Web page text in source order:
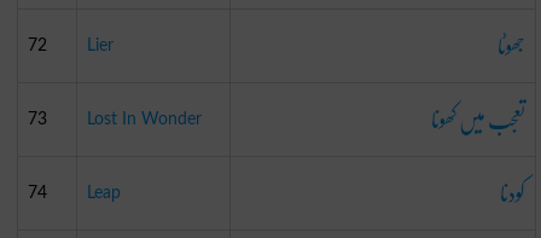
72 Lier جھوٹا
73 Lost In Wonder تعجب میں کھونا
74 Leap کودنا